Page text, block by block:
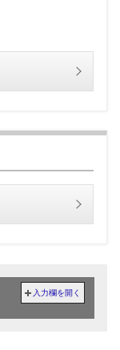
入力欄を開く